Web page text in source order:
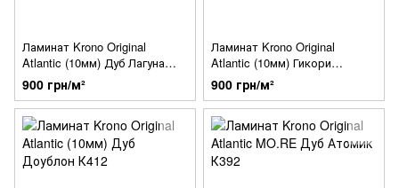
Ламинат Krono Original
Atlantic (10мм) Дуб Лагуна
К411
900 грн/м²
Ламинат Krono Original
Atlantic (10мм) Гикори
Аппалачиа 8155
900 грн/м²